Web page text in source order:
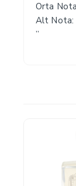
Orta
Alt Nota:
”